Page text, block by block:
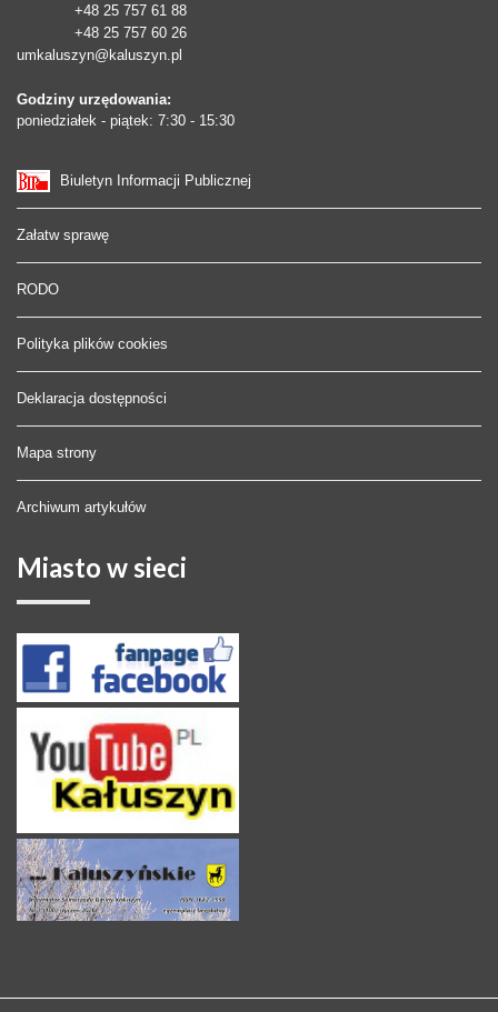
+48 25 757 61 88
+48 25 757 60 26
umkaluszyn@kaluszyn.pl
Godziny urzędowania:
poniedziałek - piątek: 7:30 - 15:30
Biuletyn Informacji Publicznej
Załatw sprawę
RODO
Polityka plików cookies
Deklaracja dostępności
Mapa strony
Archiwum artykułów
Miasto w sieci